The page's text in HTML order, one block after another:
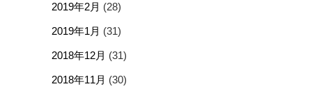
2019年2月 (28)
2019年1月 (31)
2018年12月 (31)
2018年11月 (30)